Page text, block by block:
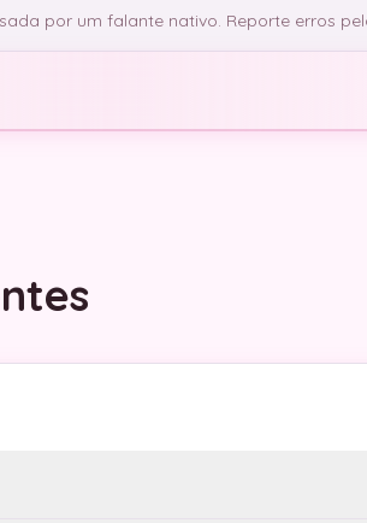
por um falante nativo. Reporte erros